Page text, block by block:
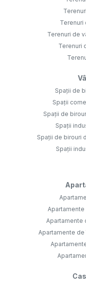
Terenuri
Terenuri de
Terenuri
Spații de
Spații
Spații de
Spații
Spații de birouri
Spații
Apartamente
Apartamente
Apartamente de